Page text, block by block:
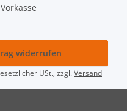
widerrufen
USt., zzgl.Versand